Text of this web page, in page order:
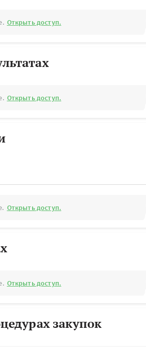
Открыть доступ.
Открыть доступ.
Открыть доступ.
Открыть доступ.
закупок